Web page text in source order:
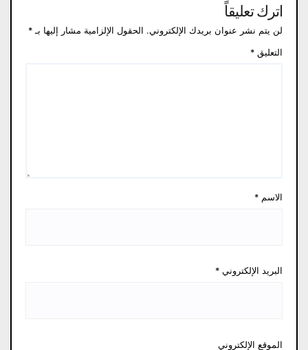
اترك تعليقاً
لن يتم نشر عنوان بريدك الإلكتروني. الحقول الإلزامية مشار إليها بـ *
التعليق *
الاسم *
البريد الإلكتروني *
الموقع الإلكتروني